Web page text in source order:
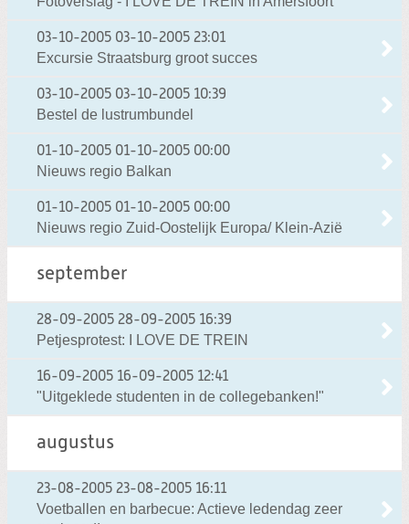
03-10-2005 03-10-2005 23:01
Excursie Straatsburg groot succes
03-10-2005 03-10-2005 10:39
Bestel de lustrumbundel
01-10-2005 01-10-2005 00:00
Nieuws regio Balkan
01-10-2005 01-10-2005 00:00
Nieuws regio Zuid-Oostelijk Europa/ Klein-Azië
september
28-09-2005 28-09-2005 16:39
Petjesprotest: I LOVE DE TREIN
16-09-2005 16-09-2005 12:41
"Uitgeklede studenten in de collegebanken!"
augustus
23-08-2005 23-08-2005 16:11
Voetballen en barbecue: Actieve ledendag zeer